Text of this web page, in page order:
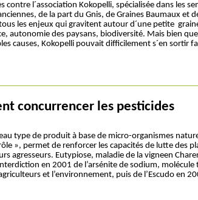
contre l´association Kokopelli, spécialisée dans les
de la part du Gnis, de Graines Baumaux et
les enjeux qui gravitent autour d´une petite
autonomie des paysans, biodiversité. Mais bien
causes, Kokopelli pouvait difficilement s´en sortir
concurrencer les pesticides
type de produit à base de micro-organismes
», permet de renforcer les capacités de lutte des
agresseurs. Eutypiose, maladie de la vigneen
en 2001 de l’arsénite de sodium, molécule
et l’environnement, puis de l’Escudo en